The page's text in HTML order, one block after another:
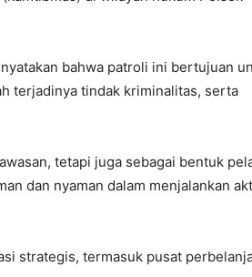
bahwa patroli ini bertujuan
terjadinya tindak kriminalitas, serta
tetapi juga sebagai bentuk
dan nyaman dalam menjalankan
strategis, termasuk pusat